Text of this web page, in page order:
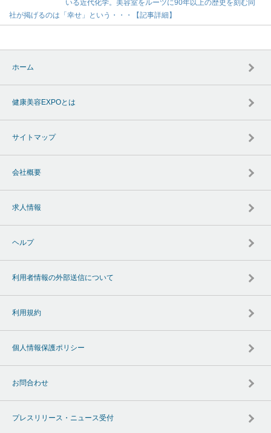
いる近代化学。美容室をルーツに90年以上の歴史を刻む同
社が掲げるのは「幸せ」という・・・【記事詳細】
ホーム
健康美容EXPOとは
サイトマップ
会社概要
求人情報
ヘルプ
利用者情報の外部送信について
利用規約
個人情報保護ポリシー
お問合わせ
プレスリリース・ニュース受付